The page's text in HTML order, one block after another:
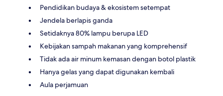
Pendidikan budaya & ekosistem setempat
Jendela berlapis ganda
Setidaknya 80% lampu berupa LED
Kebijakan sampah makanan yang komprehensif
Tidak ada air minum kemasan dengan botol plastik
Hanya gelas yang dapat digunakan kembali
Aula perjamuan